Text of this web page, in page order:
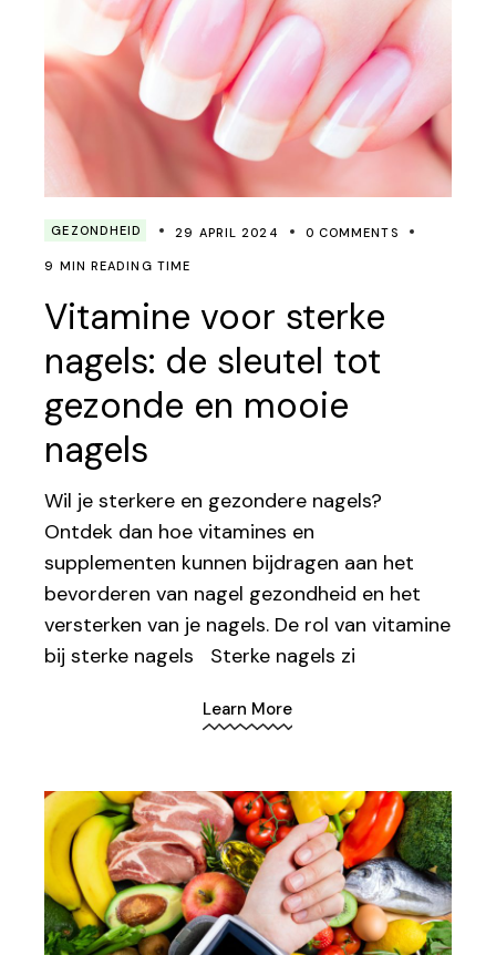
GEZONDHEID 29 APRIL 2024 0 COMMENTS
9 MIN READING TIME
Vitamine voor sterke
nagels: de sleutel tot
gezonde en mooie
nagels
Wil je sterkere en gezondere nagels?
Ontdek dan hoe vitamines en
supplementen kunnen bijdragen aan het
bevorderen van nagel gezondheid en het
versterken van je nagels. De rol van vitamine
bij sterke nagels Sterke nagels zi
Learn More